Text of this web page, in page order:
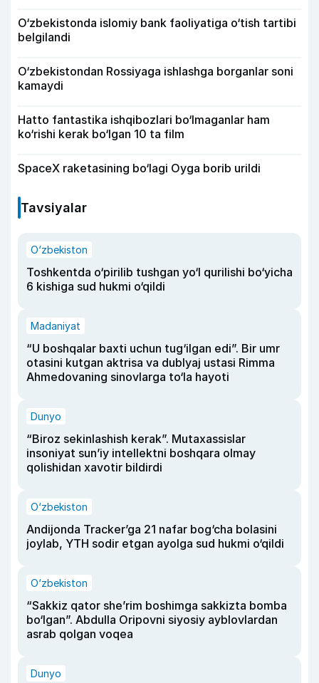
O‘zbekistonda islomiy bank faoliyatiga o‘tish tartibi
belgilandi
O‘zbekistondan Rossiyaga ishlashga borganlar soni
kamaydi
Hatto fantastika ishqibozlari bo‘lmaganlar ham
ko‘rishi kerak bo‘lgan 10 ta film
SpaceX raketasining bo‘lagi Oyga borib urildi
Tavsiyalar
O‘zbekiston
Toshkentda o‘pirilib tushgan yo‘l qurilishi bo‘yicha
6 kishiga sud hukmi o‘qildi
Madaniyat
“U boshqalar baxti uchun tug‘ilgan edi”. Bir umr
otasini kutgan aktrisa va dublyaj ustasi Rimma
Ahmedovaning sinovlarga to‘la hayoti
Dunyo
“Biroz sekinlashish kerak”. Mutaxassislar
insoniyat sun’iy intellektni boshqara olmay
qolishidan xavotir bildirdi
O‘zbekiston
Andijonda Tracker’ga 21 nafar bog‘cha bolasini
joylab, YTH sodir etgan ayolga sud hukmi o‘qildi
O‘zbekiston
“Sakkiz qator she’rim boshimga sakkizta bomba
bo‘lgan”. Abdulla Oripovni siyosiy ayblovlardan
asrab qolgan voqea
Dunyo